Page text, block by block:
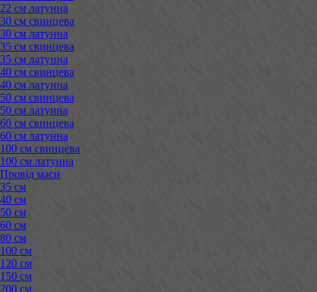
22 см латунна
30 см свинцева
30 см латунна
35 см свинцева
35 см латунна
40 см свинцева
40 см латунна
50 см свинцева
50 см латунна
60 см свинцева
60 см латунна
100 см свинцева
100 см латунна
Провід маси
35 см
40 см
50 см
60 см
80 см
100 см
120 см
150 см
200 см